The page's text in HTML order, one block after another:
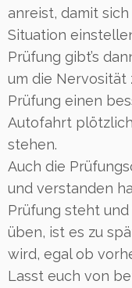
anreist, damit
Situation
Prüfung gibt’s
um die Nervosität
Prüfung einen
Autofahrt
stehen.
Auch die
und verstanden
Prüfung steht
üben, ist es zu
wird, egal ob
Lasst euch von